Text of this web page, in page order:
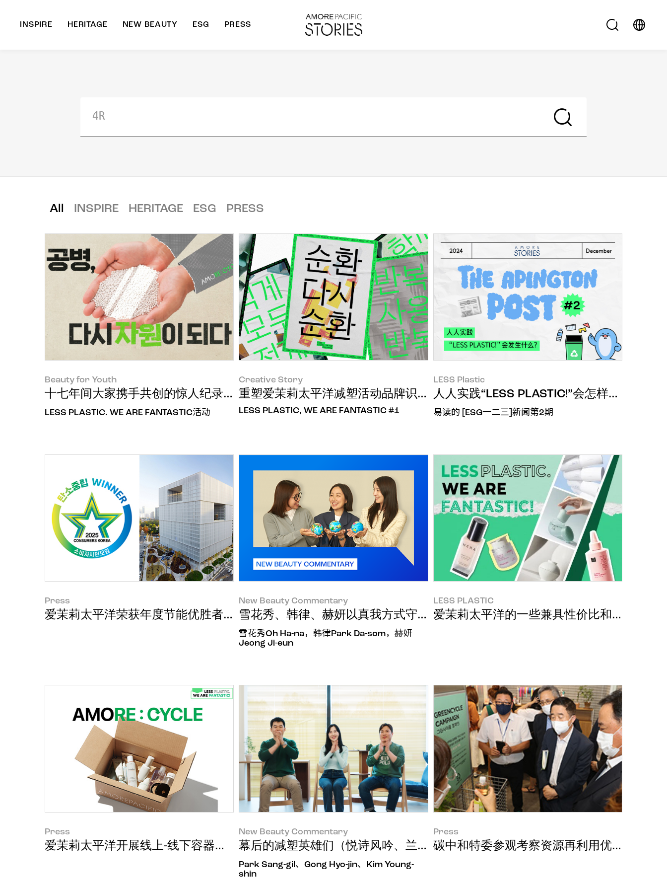
INSPIRE HERITAGE NEW BEAUTY ESG PRESS
All INSPIRE HERITAGE ESG PRESS
Beauty for Youth
十七年间大家携手共创的惊人纪录，AMORE:CYCLE
LESS PLASTIC. WE ARE FANTASTIC活动
Creative Story
重塑爱茉莉太平洋减塑活动品牌识别
LESS PLASTIC, WE ARE FANTASTIC #1
LESS Plastic
人人实践“LESS PLASTIC!”会怎样呢？
易读的 [ESG一二三]新闻第2期
Press
爱茉莉太平洋荣获年度节能优胜者奖“碳中和大奖”和“环境部长官奖”
New Beauty Commentary
雪花秀、韩律、赫妍以真我方式守护的价值
雪花秀Oh Ha-na，韩律Park Da-som，赫妍
Jeong Ji-eun
LESS PLASTIC
爱茉莉太平洋的一些兼具性价比和性时比的
Press
爱茉莉太平洋开展线上-线下容器回收活动“AMORE: CYCLE”
New Beauty Commentary
幕后的减塑英雄们（悦诗风吟、兰芝、一理润）
Park Sang-gil、Gong Hyo-jin、Kim Young-
shin
Press
碳中和特委参观考察资源再利用优秀实践